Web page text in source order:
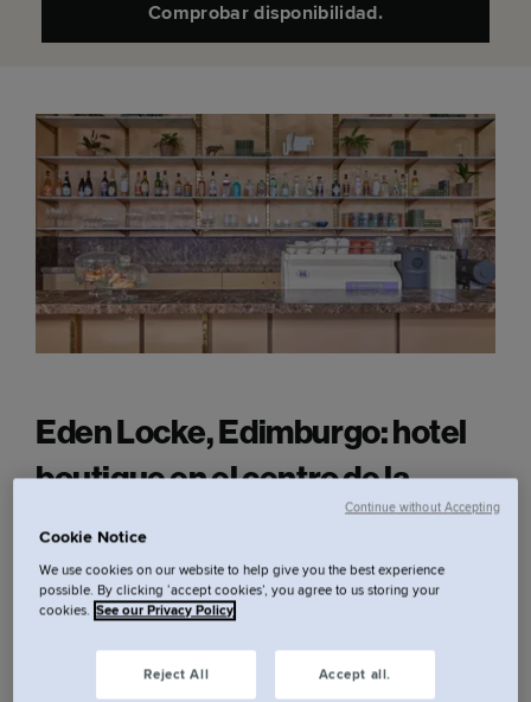
Comprobar disponibilidad.
Eden Locke, Edimburgo: hotel
boutique en el centro de la
ciudad.
Muévete a tu propio espacio en Eden Locke,
Edimburgo. Con una gran fachada georgiana, cada
Cookie Notice
We use cookies on our website to help give you the best experience
possible. By clicking ‘accept cookies’, you agree to us storing your
cookies. See our Privacy Policy
Reject All Accept all.
Continue without Accepting